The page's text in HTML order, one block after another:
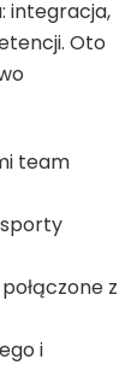
integracja,
Oto
team
z
i